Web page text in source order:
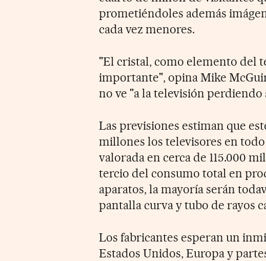
prometiéndoles además
cada vez menores.
"El cristal, como elemento del
importante", opina Mike
no ve "a la televisión perdiendo
Las previsiones estiman que
millones los televisores en
valorada en cerca de 115.000
tercio del consumo total en
aparatos, la mayoría serán
pantalla curva y tubo de rayos
Los fabricantes esperan un
Estados Unidos, Europa y